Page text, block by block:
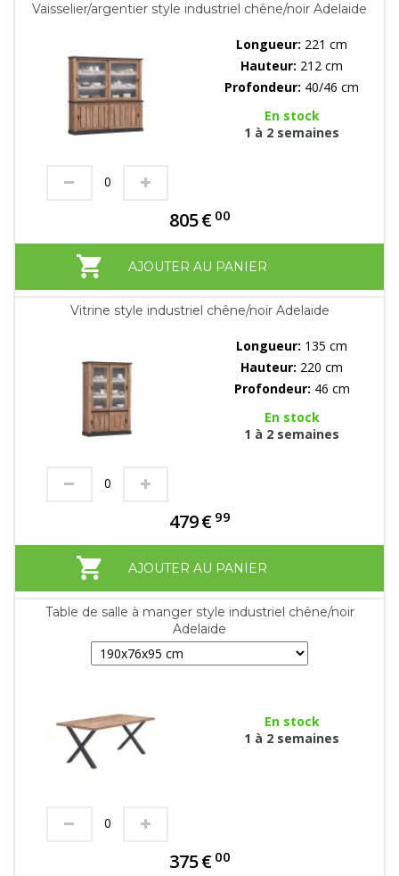
Vaisselier/argentier style industriel chêne/noir Adelaide
Longueur: 221 cm
Hauteur: 212 cm
Profondeur: 40/46 cm
En stock
1 à 2 semaines
805€ 00
AJOUTER AU PANIER
Vitrine style industriel chêne/noir Adelaide
Longueur: 135 cm
Hauteur: 220 cm
Profondeur: 46 cm
En stock
1 à 2 semaines
479€ 99
AJOUTER AU PANIER
Table de salle à manger style industriel chêne/noir
Adelaide
En stock
1 à 2 semaines
375€ 00